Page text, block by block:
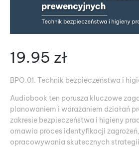
19.95 zł
BPO.01. Technik bezpieczeństwa i
Audiobook ten porusza kluczowe
planowaniem i wdrażaniem działań
zakresie bezpieczeństwa i higieny
omawia proces identyfikacji
opracowywania skutecznych